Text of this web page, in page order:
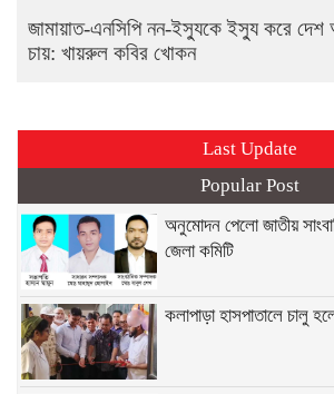
জামায়াত-এনসিপি নন-ইস্যুকে ইস্যু করে দেশ
চায়: খায়রুল কবির খোকন
Last Update
Popular Post
অনুমোদন পেলো জাতীয়
জেলা কমিটি
কলাপাড়া হাসপাতালে চালু